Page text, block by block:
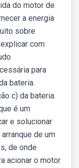
do motor de
a energia
sobre
com
para
bateria.
c) da bateria.
é um
e solucionar
de um
de onde
acionar o motor